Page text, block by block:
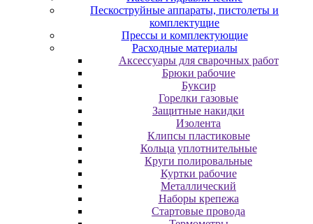
Пескоструйные аппараты, пистолеты и
комплектущие
Прессы и комплектующие
Расходные материалы
Аксессуары для сварочных работ
Брюки рабочие
Буксир
Горелки газовые
Защитные накидки
Изолента
Клипсы пластиковые
Кольца уплотнительные
Круги полировальные
Куртки рабочие
Металлический
Наборы крепежа
Стартовые провода